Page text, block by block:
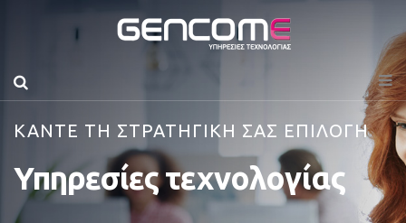
ΚΑΝΤΕ ΤΗ ΣΤΡΑΤΗΓΙΚΗ ΣΑΣ ΕΠΙΛΟΓΗ
Υπηρεσίες τεχνολογίας